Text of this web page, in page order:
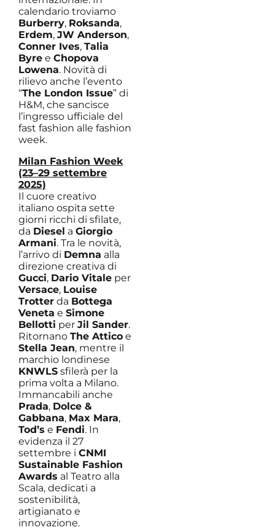
calendario troviamo
Burberry, Roksanda,
Erdem, JW Anderson,
Conner Ives, Talia
Byre e Chopova
Lowena. Novità di
rilievo anche l’evento
“The London Issue” di
H&M, che sancisce
l’ingresso ufficiale del
fast fashion alle fashion
week.
Milan Fashion Week
(23–29 settembre
2025)
Il cuore creativo
italiano ospita sette
giorni ricchi di sfilate,
da Diesel a Giorgio
Armani. Tra le novità,
l’arrivo di Demna alla
direzione creativa di
Gucci, Dario Vitale per
Versace, Louise
Trotter da Bottega
Veneta e Simone
Bellotti per Jil Sander.
Ritornano The Attico e
Stella Jean, mentre il
marchio londinese
KNWLS sfilerà per la
prima volta a Milano.
Immancabili anche
Prada, Dolce &
Gabbana, Max Mara,
Tod’s e Fendi. In
evidenza il 27
settembre i CNMI
Sustainable Fashion
Awards al Teatro alla
Scala, dedicati a
sostenibilità,
artigianato e
innovazione.